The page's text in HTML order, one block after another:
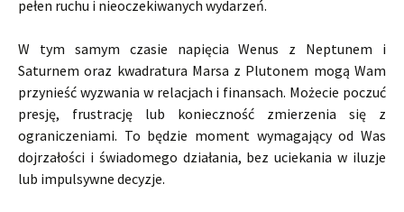
pełen ruchu i nieoczekiwanych wydarzeń.
W tym samym czasie napięcia Wenus z Neptunem i
Saturnem oraz kwadratura Marsa z Plutonem mogą Wam
przynieść wyzwania w relacjach i finansach. Możecie poczuć
presję, frustrację lub konieczność zmierzenia się z
ograniczeniami. To będzie moment wymagający od Was
dojrzałości i świadomego działania, bez uciekania w iluzje
lub impulsywne decyzje.